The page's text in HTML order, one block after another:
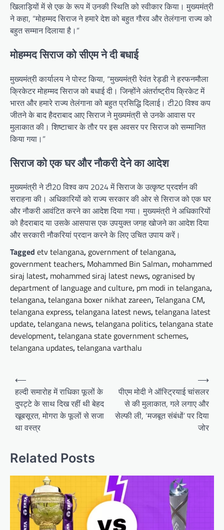
खिलाड़ियों में से एक के रूप में उनकी स्थिति को स्वीकार किया। मुख्यमंत्री
ने कहा, “मोहम्मद सिराज ने हमारे देश को बहुत गौरव और तेलंगाना राज्य को
बहुत सम्मान दिलाया है।”
मोहम्मद सिराज को सीएम ने दी बधाई
मुख्यमंत्री कार्यालय ने पोस्ट किया, “मुख्यमंत्री रेवंत रेड्डी ने हरफनमौला
क्रिकेटर मोहम्मद सिराज को बधाई दी। जिन्होंने अंतर्राष्ट्रीय क्रिकेट में
भारत और हमारे राज्य तेलंगाना को बहुत प्रसिद्धि दिलाई। टी20 विश्व कप
जीतने के बाद हैदराबाद आए सिराज ने मुख्यमंत्री से उनके आवास पर
मुलाकात की। शिष्टाचार के तौर पर इस अवसर पर सिराज को सम्मानित
किया गया।”
सिराज को एक घर और नौकरी देने का आदेश
मुख्यमंत्री ने टी20 विश्व कप 2024 में सिराज के उत्कृष्ट प्रदर्शन की
सराहना की। अधिकारियों को राज्य सरकार की ओर से सिराज को एक घर
और नौकरी आवंटित करने का आदेश दिया गया। मुख्यमंत्री ने अधिकारियों
को हैदराबाद या उसके आसपास एक उपयुक्त जगह खोजने का आदेश दिया
और सरकारी नौकरियां प्रदान करने के लिए उचित उपाय करें।
Tagged etv telangana, government of telangana,
government teachers, Mohammed Bin Salman, mohammed
siraj latest, mohammed siraj latest news,ogranised by
department of language and culture, pm modi in telangana,
telangana,telangana boxer nikhat zareen,Telangana CM,
telangana express,telangana latest news,telangana latest
update,telangana news,telangana politics,telangana state
development,telangana state government schemes,
telangana updates,telangana varthalu
Post
navigation
⟵
हल्दी समारोह में राधिका फूलों के
दुपट्टे के साथ दिख रहीं थी बेहद
खूबसूरत, मोगरा के फूलों से सजा
था वस्त्र
पीएम मोदी ने ऑस्ट्रियाई चांसलर
से की मुलाकात, गले लगाए और
सेल्फी ली, ‘मजबूत संबंधों’ पर दिया
जोर
⟶
Related Posts